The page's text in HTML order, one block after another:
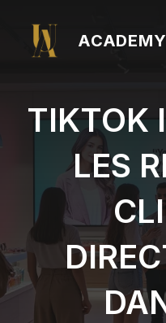
contenu
TIKTOK
LES